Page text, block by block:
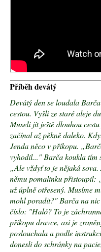
Příběh devátý
Devátý den se loudala
cestou. Vyšli ze staré aleje
Museli jít ještě dlouhou
začínal až pěkně daleko.
Jenda něco v příkopu.
vyhodil..." Barča koukla tím
„Ale vždyť to je nějaká
němu pomalinku přistoupil:
už úplně otřesený. Musíme
mohl poradit?" Barča na
číslo: "Haló? To je
příkopu dravce, asi je
poslouchala a podle
donesli do schránky na
o
p
o
r
u
č
u
j
e
m
e